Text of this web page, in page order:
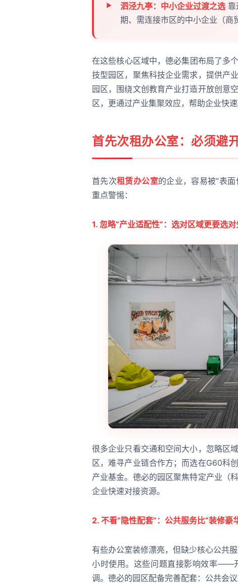
泗泾九亭：中小企业过渡之选
期、需连接市区的中小企业（商
在这些核心区域中，德必集团布局了
技型园区，聚焦科技企业需求，提供产
园区，围绕文创教育产业打造开放创意
区，更通过产业集聚效应，帮助企业快速
首先次租办公室：必须避
首先次租赁办公室的企业，容易被“表
重点警惕：
1. 忽略“产业适配性”：选对区域更要选
很多企业只看交通和空间大小，忽略
区，难寻产业链合作方；而选在G60科
产业基金。德必的园区聚焦特定产业（
企业快速对接资源。
2. 不看“隐性配套”：公共服务比“装修豪
有些办公室装修漂亮，但缺少核心公共
小时使用。这些问题直接影响效率——
调。德必的园区配备完善配套：公共会